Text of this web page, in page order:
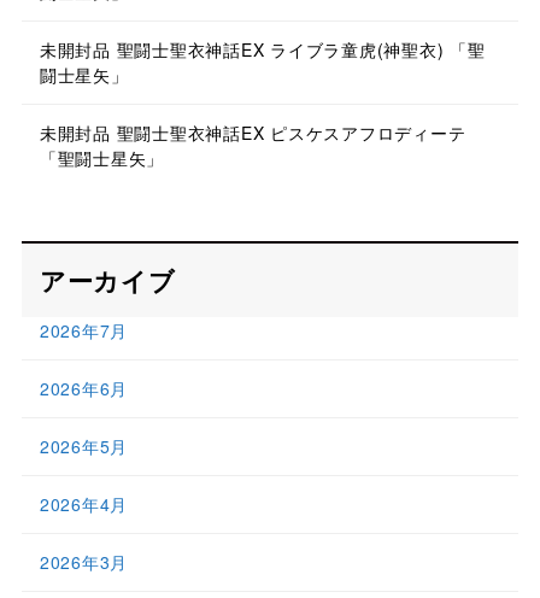
未開封品 聖闘士聖衣神話EX ライブラ童虎(神聖衣) 「聖
闘士星矢」
未開封品 聖闘士聖衣神話EX ピスケスアフロディーテ
「聖闘士星矢」
アーカイブ
2026年7月
2026年6月
2026年5月
2026年4月
2026年3月